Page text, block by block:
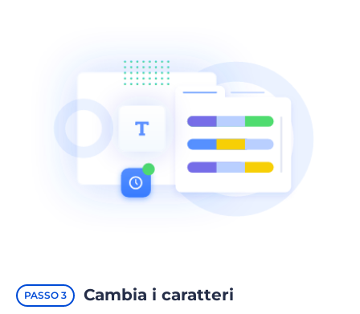
PASSO 3 Cambia i caratteri